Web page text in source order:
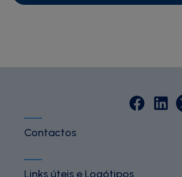
Contactos
Links úteis e Logótipos